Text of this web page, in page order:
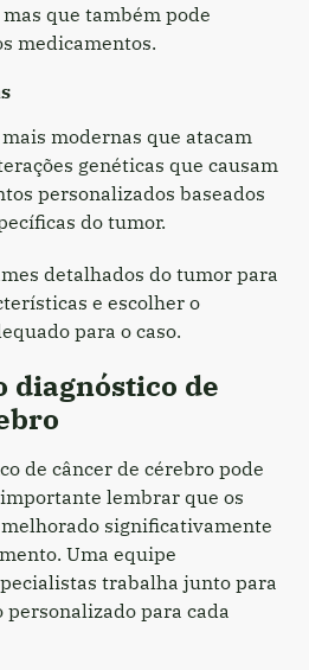
que também pode
medicamentos.
modernas que atacam
genéticas que causam
personalizados baseados
do tumor.
detalhados do tumor para
e escolher o
para o caso.
diagnóstico de
de câncer de cérebro pode
lembrar que os
significativamente
Uma equipe
trabalha junto para
para cada